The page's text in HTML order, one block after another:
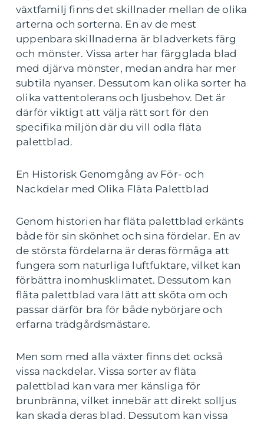
växtfamilj finns det skillnader mellan de olika
arterna och sorterna. En av de mest
uppenbara skillnaderna är bladverkets färg
och mönster. Vissa arter har färgglada blad
med djärva mönster, medan andra har mer
subtila nyanser. Dessutom kan olika sorter ha
olika vattentolerans och ljusbehov. Det är
därför viktigt att välja rätt sort för den
specifika miljön där du vill odla fläta
palettblad.
En Historisk Genomgång av För- och
Nackdelar med Olika Fläta Palettblad
Genom historien har fläta palettblad erkänts
både för sin skönhet och sina fördelar. En av
de största fördelarna är deras förmåga att
fungera som naturliga luftfuktare, vilket kan
förbättra inomhusklimatet. Dessutom kan
fläta palettblad vara lätt att sköta om och
passar därför bra för både nybörjare och
erfarna trädgårdsmästare.
Men som med alla växter finns det också
vissa nackdelar. Vissa sorter av fläta
palettblad kan vara mer känsliga för
brunbränna, vilket innebär att direkt solljus
kan skada deras blad. Dessutom kan vissa